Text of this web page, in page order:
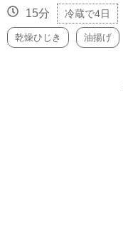
15分 冷蔵で4日
乾燥ひじき 油揚げ